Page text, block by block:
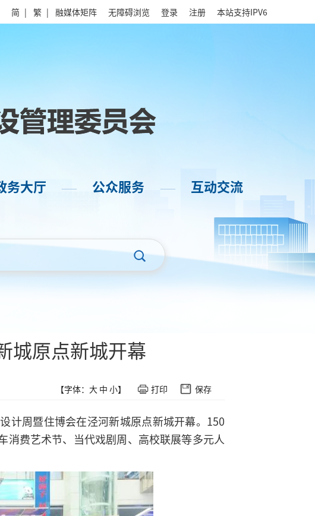
简 | 繁 | 融媒体矩阵 无障碍浏览 登录 注册 本站支持IPV6
务大厅 —— 公众服务 —— 互动交流
城原点新城开幕
【字体： 大 中 小】 打印 保存
周暨住博会在泾河新城原点新城开幕。150
消费艺术节、当代戏剧周、高校联展等多元人